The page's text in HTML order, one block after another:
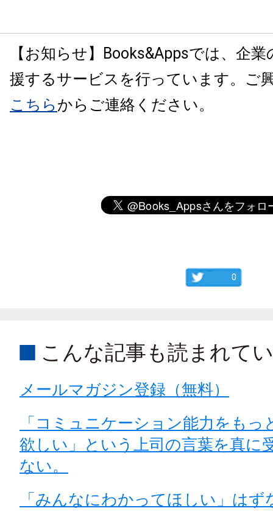
【お知らせ】Books&Appsでは、企
援するサービスを行っています。ご
こちら からご連絡ください。
0
こんな記事も読まれて
メールマガジン登録（無料）
「コミュニケーション能力をもっ
欲しい」という上司の言葉を真に
ない。
「みんなにわかってほしい」はず